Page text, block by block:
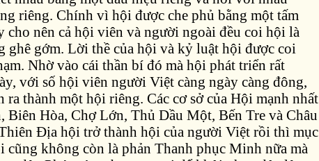
riêng. Chính vì hội được che phủ bằng một tấm
cho nên cả hội viên và người ngoài đều coi hội là
ghê gớm. Lời thề của hội và kỷ luật hội được coi
Nhờ vào cái thần bí đó mà hội phát triển rất
với số hội viên người Việt càng ngày càng đông,
thành một hội riêng. Các cơ sở của Hội mạnh nhất
Biên Hòa, Chợ Lớn, Thủ Dầu Một, Bến Tre và Châu
Địa hội trở thành hội của người Việt rồi thì mục
cũng không còn là phản Thanh phục Minh nữa mà